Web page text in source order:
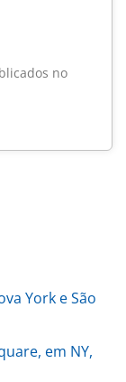
no
York e São
em NY,